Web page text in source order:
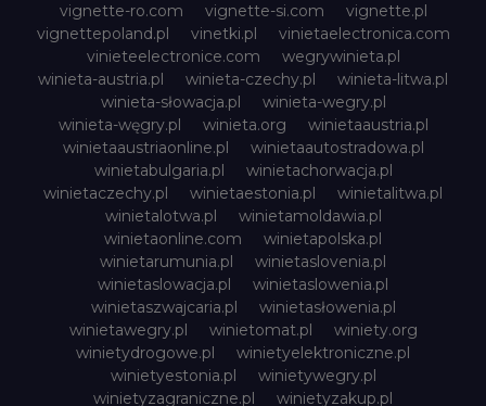
vignette-ro.com
vignette-si.com
vignette.pl
vignettepoland.pl
vinetki.pl
vinietaelectronica.com
vinieteelectronice.com
wegrywinieta.pl
winieta-austria.pl
winieta-czechy.pl
winieta-litwa.pl
winieta-słowacja.pl
winieta-wegry.pl
winieta-węgry.pl
winieta.org
winietaaustria.pl
winietaaustriaonline.pl
winietaautostradowa.pl
winietabulgaria.pl
winietachorwacja.pl
winietaczechy.pl
winietaestonia.pl
winietalitwa.pl
winietalotwa.pl
winietamoldawia.pl
winietaonline.com
winietapolska.pl
winietarumunia.pl
winietaslovenia.pl
winietaslowacja.pl
winietaslowenia.pl
winietaszwajcaria.pl
winietasłowenia.pl
winietawegry.pl
winietomat.pl
winiety.org
winietydrogowe.pl
winietyelektroniczne.pl
winietyestonia.pl
winietywegry.pl
winietyzagraniczne.pl
winietyzakup.pl